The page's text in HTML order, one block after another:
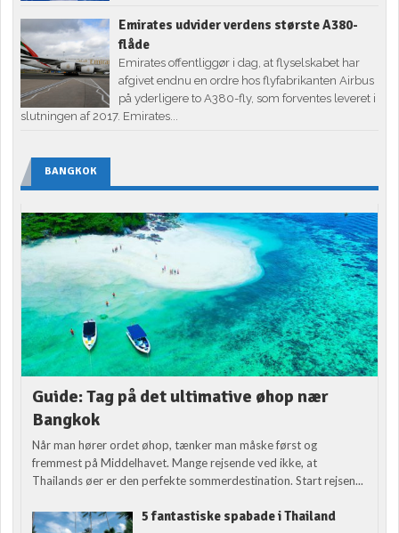
Emirates udvider verdens største A380-
flåde
Emirates offentliggør i dag, at flyselskabet har
afgivet endnu en ordre hos flyfabrikanten Airbus
på yderligere to A380-fly, som forventes leveret i
slutningen af 2017. Emirates...
BANGKOK
Guide: Tag på det ultimative øhop nær
Bangkok
Når man hører ordet øhop, tænker man måske først og
fremmest på Middelhavet. Mange rejsende ved ikke, at
Thailands øer er den perfekte sommerdestination. Start rejsen...
5 fantastiske spabade i Thailand